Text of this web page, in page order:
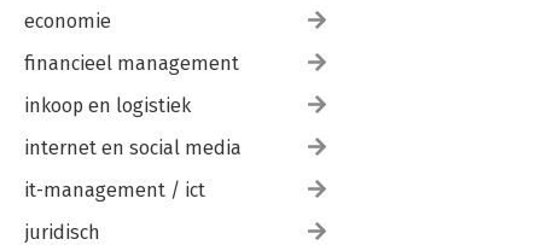
economie
financieel management
inkoop en logistiek
internet en social media
it-management / ict
juridisch